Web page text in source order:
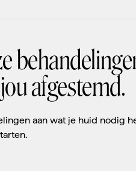
afgestemd.
aan wat je huid nodig